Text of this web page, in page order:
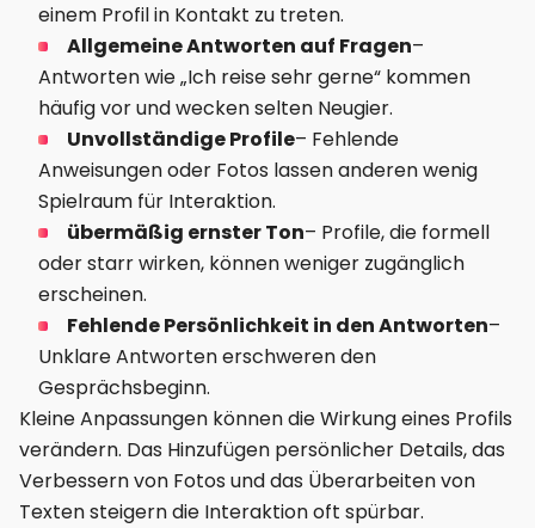
einem Profil in Kontakt zu treten.
Allgemeine Antworten auf Fragen–
Antworten wie „Ich reise sehr gerne“ kommen
häufig vor und wecken selten Neugier.
Unvollständige Profile– Fehlende
Anweisungen oder Fotos lassen anderen wenig
Spielraum für Interaktion.
übermäßig ernster Ton– Profile, die formell
oder starr wirken, können weniger zugänglich
erscheinen.
Fehlende Persönlichkeit in den Antworten–
Unklare Antworten erschweren den
Gesprächsbeginn.
Kleine Anpassungen können die Wirkung eines Profils
verändern. Das Hinzufügen persönlicher Details, das
Verbessern von Fotos und das Überarbeiten von
Texten steigern die Interaktion oft spürbar.